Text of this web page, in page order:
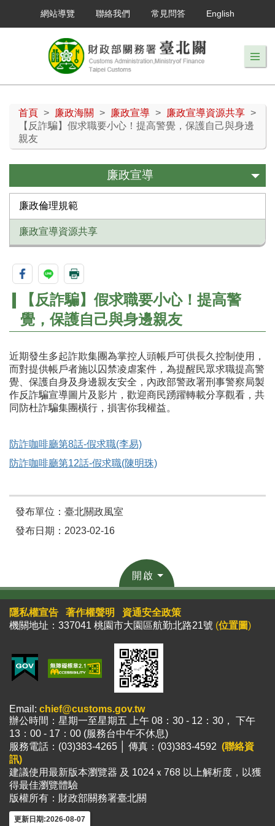
網站導覽 聯絡我們 常見問答 English
首頁 > 廉政海關 > 廉政宣導 > 廉政宣導資源共享 >
【反詐騙】假求職要小心！提高警覺，保護自己與身邊
親友
廉政宣導
廉政倫理規範
廉政宣導資源共享
【反詐騙】假求職要小心！提高警
覺，保護自己與身邊親友
近期發生多起詐欺集團為掌控人頭帳戶可供長久控制使用，
而對提供帳戶者施以囚禁凌虐案件，為提醒民眾求職提高警
覺、保護自身及身邊親友安全，內政部警政署刑事警察局製
作反詐騙宣導圖片及影片，歡迎商民踴躍轉載分享觀看，共
同防杜詐騙集團橫行，損害你我權益。
防詐咖啡廳第8話-假求職(李易)
防詐咖啡廳第12話-假求職(陳明珠)
發布單位：臺北關政風室
發布日期：2023-02-16
開啟
隱私權宣告 著作權聲明
資通安全政策
機關地址：337041 桃園市大園區航勤北路21號 (位置圖)
Email: chief@customs.gov.tw
辦公時間：星期一至星期五 上午 08：30 - 12：30， 下午
13：00 - 17：00 (服務台中午不休息)
服務電話：(03)383-4265 │ 傳真：(03)383-4592 (聯絡資
訊)
建議使用最新版本瀏覽器 及 1024ｘ768 以上解析度，以獲
得最佳瀏覽體驗
版權所有：財政部關務署臺北關
更新日期:2026-08-07